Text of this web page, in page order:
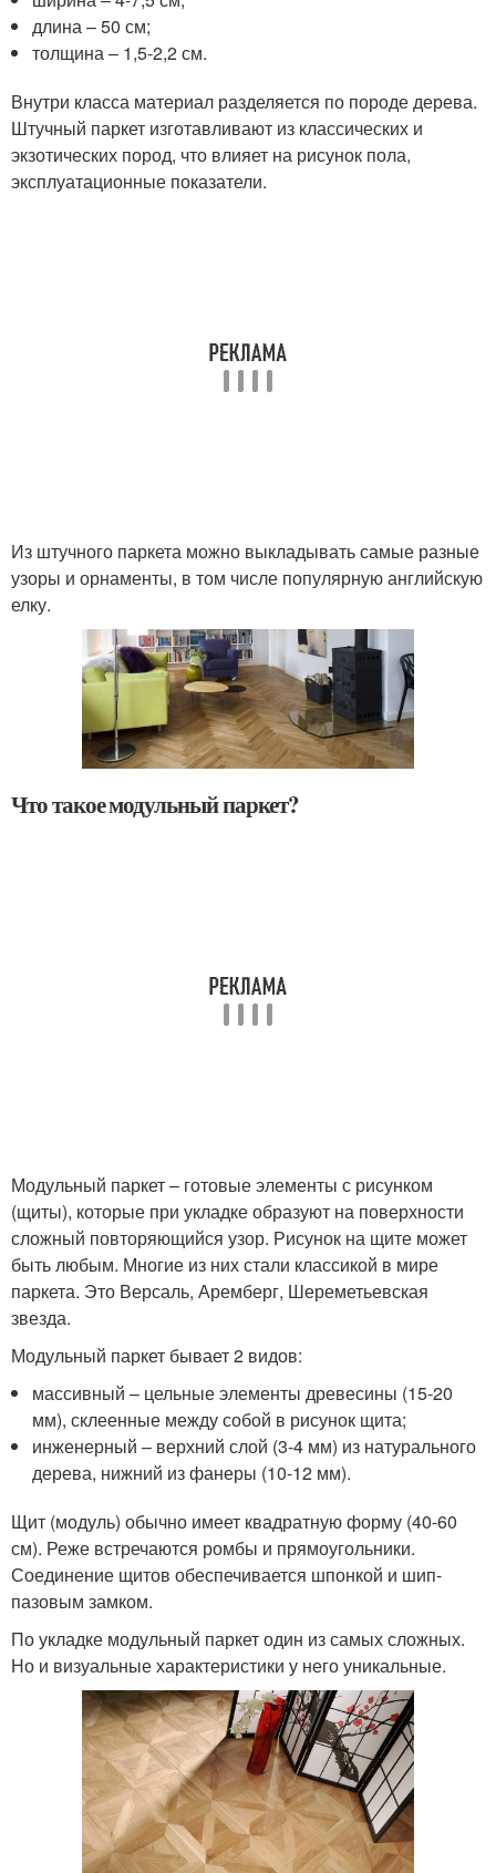
длина – 50 см;
толщина – 1,5-2,2 см.
Внутри класса материал разделяется по породе дерева.
Штучный паркет изготавливают из классических и
экзотических пород, что влияет на рисунок пола,
эксплуатационные показатели.
Из штучного паркета можно выкладывать самые разные
узоры и орнаменты, в том числе популярную английскую
елку.
Что такое модульный паркет?
Модульный паркет – готовые элементы с рисунком
(щиты), которые при укладке образуют на поверхности
сложный повторяющийся узор. Рисунок на щите может
быть любым. Многие из них стали классикой в мире
паркета. Это Версаль, Аремберг, Шереметьевская
звезда.
Модульный паркет бывает 2 видов:
массивный – цельные элементы древесины (15-20
мм), склеенные между собой в рисунок щита;
инженерный – верхний слой (3-4 мм) из натурального
дерева, нижний из фанеры (10-12 мм).
Щит (модуль) обычно имеет квадратную форму (40-60
см). Реже встречаются ромбы и прямоугольники.
Соединение щитов обеспечивается шпонкой и шип-
пазовым замком.
По укладке модульный паркет один из самых сложных.
Но и визуальные характеристики у него уникальные.